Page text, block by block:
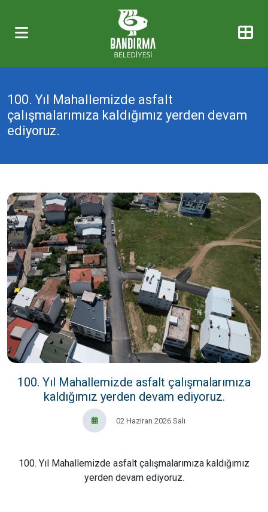
100. Yıl Mahallemizde asfalt
çalışmalarımıza kaldığımız yerden devam
ediyoruz.
100. Yıl Mahallemizde asfalt çalışmalarımıza
kaldığımız yerden devam ediyoruz.
02 Haziran 2026 Salı
100. Yıl Mahallemizde asfalt çalışmalarımıza kaldığımız
yerden devam ediyoruz.